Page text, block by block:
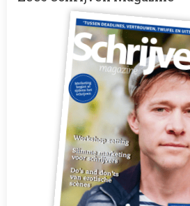
Afbeelding